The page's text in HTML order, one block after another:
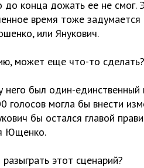
до конца дожать ее не
время тоже
или Янукович.
может еще что-то сделать?
него был один-
голосов могла бы внести
бы остался главой
Ющенко.
этот сценарий?